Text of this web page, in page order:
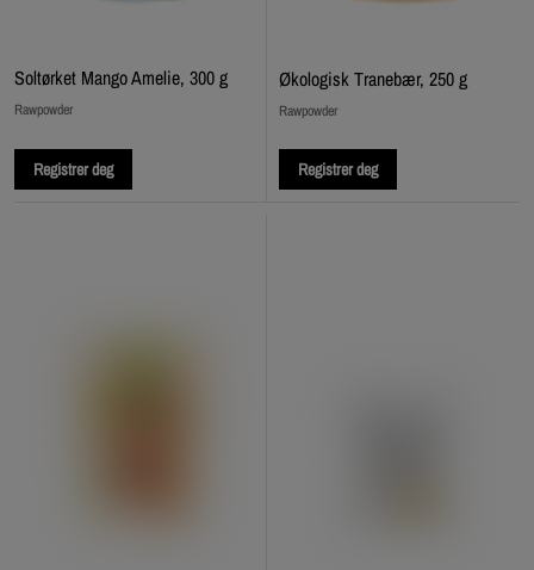
Soltørket Mango Amelie, 300 g
Rawpowder
Registrer deg
Økologisk Tranebær, 250 g
Rawpowder
Registrer deg